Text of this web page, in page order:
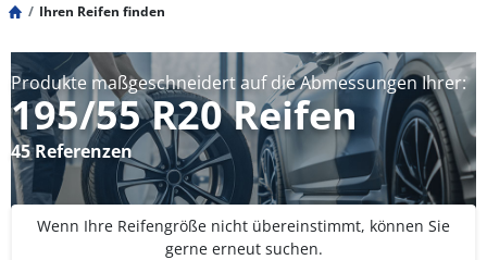
Ihren Reifen finden
Produkte maßgeschneidert auf die Abmessungen Ihrer:
195/55 R20 Reifen
45 Referenzen
Wenn Ihre Reifengröße nicht übereinstimmt, können Sie
gerne erneut suchen.